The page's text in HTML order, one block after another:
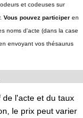
et codeuses sur
Vous pouvez participer en
noms d'acte (dans la case
envoyant vos thésaurus
l'acte et du taux
le prix peut varier